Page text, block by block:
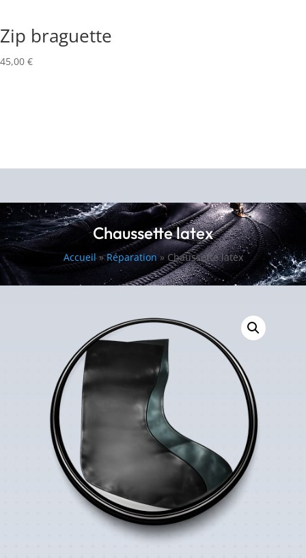
Zip braguette
45,00 €
Chaussette latex
Accueil » Réparation »Chaussette latex